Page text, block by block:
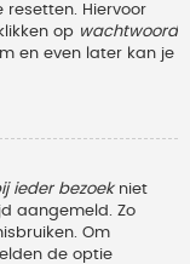
resetten. Hiervoor
op wachtwoord
en even later kan je
ieder bezoekniet
aangemeld. Zo
Om
de optie